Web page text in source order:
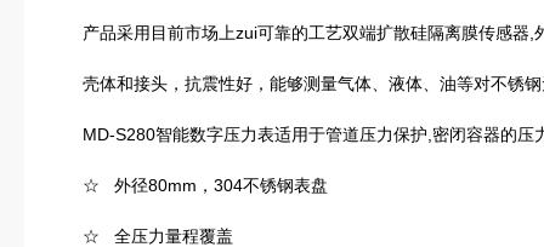
产品采用目前市场上zui可靠的工艺双端扩散硅隔离膜传感器,
壳体和接头，抗震性好，能够测量气体、液体、油等对不锈钢
MD-S280智能数字压力表适用于管道压力保护,密闭容器的压
☆ 外径80mm，304不锈钢表盘
☆ 全压力量程覆盖